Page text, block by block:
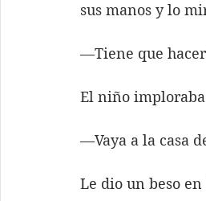
sus manos y lo
—Tiene que
El niño
—Vaya a la casa
Le dio un beso